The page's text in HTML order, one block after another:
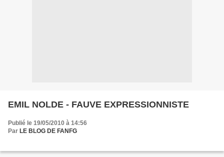
EMIL NOLDE - FAUVE EXPRESSIONNISTE
Publié le 19/05/2010 à 14:56
Par LE BLOG DE FANFG